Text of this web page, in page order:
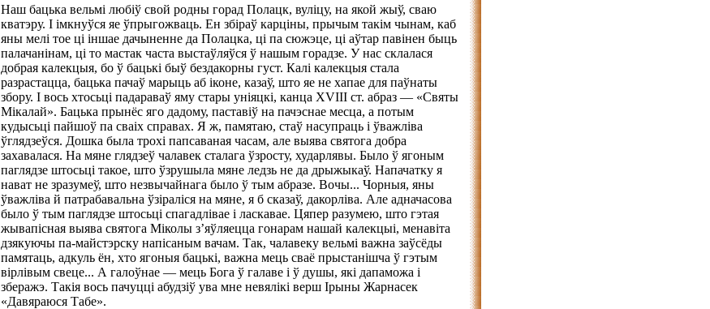
Наш бацька вельмі любіў свой родны горад Полацк, вуліцу, на якой жыў, сваю
кватэру. І імкнуўся яе ўпрыгожваць. Ен збіраў карціны, прычым такім чынам, каб
яны мелі тое ці іншае дачыненне да Полацка, ці па сюжэце, ці аўтар павінен быць
палачанінам, ці то мастак часта выстаўляўся ў нашым горадзе. У нас склалася
добрая калекцыя, бо ў бацькі быў бездакорны густ. Калі калекцыя стала
разрастацца, бацька пачаў марыць аб іконе, казаў, што яе не хапае для паўнаты
збору. І вось хтосьці падараваў яму стары уніяцкі, канца XVIII ст. абраз — «Святы
Мікалай». Бацька прынёс яго дадому, паставіў на пачэснае месца, а потым
кудысьці пайшоў па сваіх справах. Я ж, памятаю, стаў насупраць і ўважліва
ўглядзеўся. Дошка была трохі папсаваная часам, але выява святога добра
захавалася. На мяне глядзеў чалавек сталага ўзросту, хударлявы. Было ў ягоным
паглядзе штосьці такое, што ўзрушыла мяне ледзь не да дрыжыкаў. Напачатку я
нават не зразумеў, што незвычайнага было ў тым абразе. Вочы... Чорныя, яны
ўважліва й патрабавальна ўзіраліся на мяне, я б сказаў, дакорліва. Але адначасова
было ў тым паглядзе штосьці спагадлівае і ласкавае. Цяпер разумею, што гэтая
жывапісная выява святога Міколы з’яўляецца гонарам нашай калекцыі, менавіта
дзякуючы па-майстэрску напісаным вачам. Так, чалавеку вельмі важна заўсёды
памятаць, адкуль ён, хто ягоныя бацькі, важна мець сваё прыстанішча ў гэтым
вірлівым свеце... А галоўнае — мець Бога ў галаве і ў душы, які дапаможа і
зберажэ. Такія вось пачуцці абудзіў ува мне невялікі верш Ірыны Жарнасек
«Давяраюся Табе».